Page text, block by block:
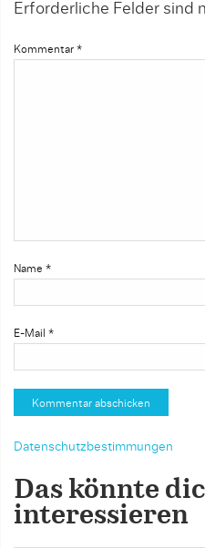
Erforderliche Felder sind
Kommentar *
Name *
E-Mail *
Datenschutzbestimmungen
Das könnte
interessieren